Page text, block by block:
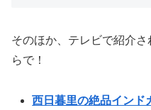
そのほか、テレビで紹介
らで！
西日暮里の絶品インド